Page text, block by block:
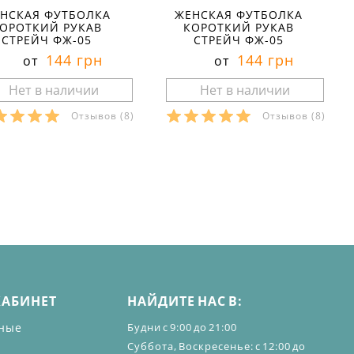
ФУТБОЛКА
РУКАВ
СТРЕЙЧ ФЖ-05
от 144 грн
Отзывов (8)
ЖЕНСКАЯ ФУТБОЛКА
КОРОТКИЙ РУКАВ
СТРЕЙЧ ФЖ-05
от 144 грн
Отзывов(8)
НАЙДИТЕ НАС В:
Будни с 9:00 до 21:00
Суббота, Воскресенье: с 12:00 до